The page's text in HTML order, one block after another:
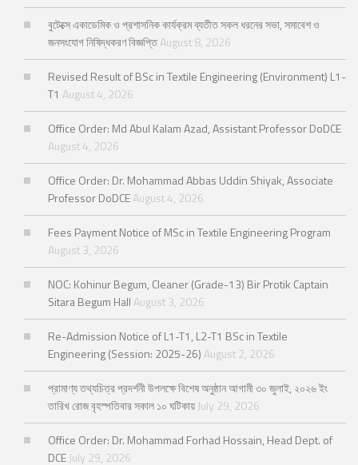
বুটেক্সে একাডেমিক ও প্রশাসনিক কার্যক্রম ব্যতীত সকল ধরনের সভা, সমাবেশ ও
জনসংযোগ নিষিদ্ধকরণ বিজ্ঞপ্তিAugust 8, 2026
Revised Result of BSc in Textile Engineering (Environment) L1-
T1 August 4, 2026
Office Order: Md Abul Kalam Azad, Assistant Professor DoDCE
August 4, 2026
Office Order: Dr. Mohammad Abbas Uddin Shiyak, Associate
Professor DoDCEAugust 4, 2026
Fees Payment Notice of MSc in Textile Engineering Program
August 3, 2026
NOC: Kohinur Begum, Cleaner (Grade-13) Bir Protik Captain
Sitara Begum HallAugust 3, 2026
Re-Admission Notice of L1-T1, L2-T1 BSc in Textile
Engineering (Session: 2025-26)August 2, 2026
প্রামাণ্য তথ্যচিত্র প্রদর্শনী উপলক্ষে বিশেষ অনুষ্ঠান আগামী ৩০ জুলাই, ২০২৬ ইং
তারিখ রোজ বৃহস্পতিবার সকাল ১০ ঘটিকায় July 29, 2026
Office Order: Dr. Mohammad Forhad Hossain, Head Dept. of
DCE July 29, 2026